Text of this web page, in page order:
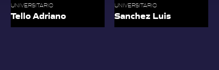
UNIVERSITARIO
Tello Adriano
UNIVERSITARIO
Sanchez Luis